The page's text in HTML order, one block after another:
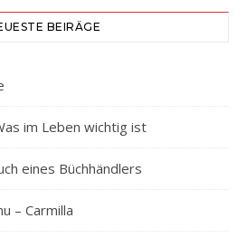
BEIRÄGE
im Leben wichtig ist
eines Büchhändlers
– Carmilla